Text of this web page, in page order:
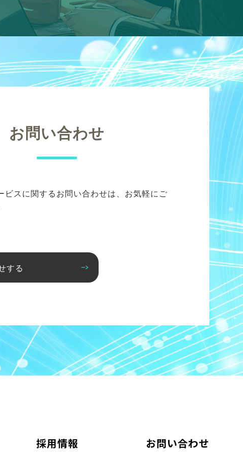
お問い合わせ
ビスに関するお問い合わせは、お気軽にご
する
採用情報 お問い合わせ